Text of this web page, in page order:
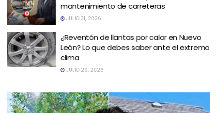
mantenimiento de carreteras
JULIO 31, 2026
¿Reventón de llantas por calor en Nuevo
León? Lo que debes saber ante el extremo
clima
JULIO 29, 2026